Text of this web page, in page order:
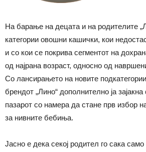
На барање на децата и на родителите
категории овошни кашички, кои
и со кои се покрива сегментот на
од најрана возраст, односно од
Со лансирањето на новите
брендот „Лино“ дополнително ја
пазарот со намера да стане прв избор
за нивните бебиња.
Јасно е дека секој родител го сака